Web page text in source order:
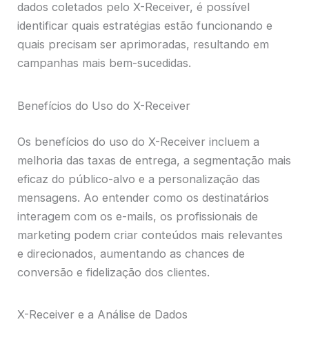
dados coletados pelo X-Receiver, é possível
identificar quais estratégias estão funcionando e
quais precisam ser aprimoradas, resultando em
campanhas mais bem-sucedidas.
Benefícios do Uso do X-Receiver
Os benefícios do uso do X-Receiver incluem a
melhoria das taxas de entrega, a segmentação mais
eficaz do público-alvo e a personalização das
mensagens. Ao entender como os destinatários
interagem com os e-mails, os profissionais de
marketing podem criar conteúdos mais relevantes
e direcionados, aumentando as chances de
conversão e fidelização dos clientes.
X-Receiver e a Análise de Dados